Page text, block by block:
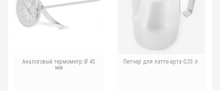
Аналоговый термометр Ø 45
мм
Питчер для латте-арта 0,35 л.